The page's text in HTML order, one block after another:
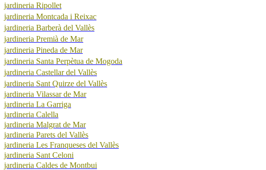
jardineria Ripollet
jardineria Montcada i Reixac
jardineria Barberà del Vallès
jardineria Premià de Mar
jardineria Pineda de Mar
jardineria Santa Perpètua de Mogoda
jardineria Castellar del Vallès
jardineria Sant Quirze del Vallès
jardineria Vilassar de Mar
jardineria La Garriga
jardineria Calella
jardineria Malgrat de Mar
jardineria Parets del Vallès
jardineria Les Franqueses del Vallès
jardineria Sant Celoni
jardineria Caldes de Montbui